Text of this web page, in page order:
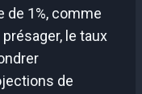
de 1%, comme
le taux
de